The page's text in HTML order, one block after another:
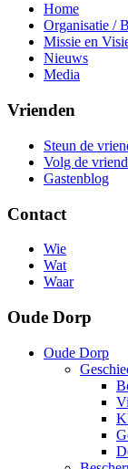
Home
Organisatie /
Missie en
Nieuws
Media
Vrienden
Steun de
Volg de
Gastenblog
Contact
Wie
Wat
Waar
Oude Dorp
Oude Dorp